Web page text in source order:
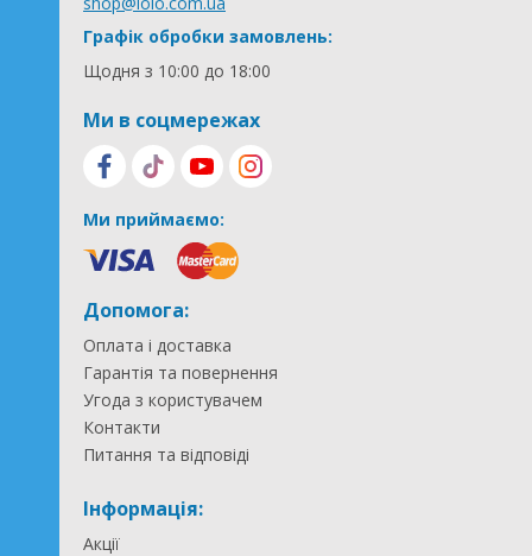
Графік обробки замовлень:
Щодня з 10:00 до 18:00
Ми в соцмережах
Ми приймаємо:
Допомога:
Оплата і доставка
Гарантія та повернення
Угода з користувачем
Контакти
Питання та відповіді
Інформація:
Акції